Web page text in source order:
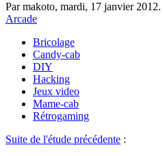
Par makoto, mardi, 17 janvier 2012.
Arcade
Bricolage
Candy-cab
DIY
Hacking
Jeux video
Mame-cab
Rétrogaming
Suite de l'étude précédente :